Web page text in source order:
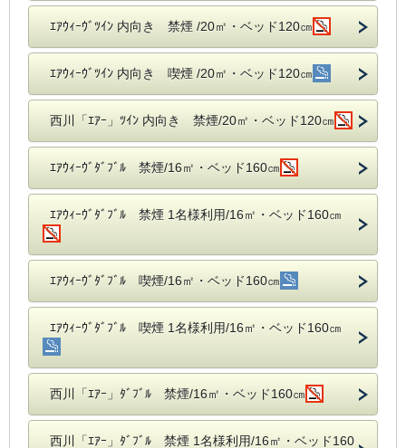
ｴｱｳｨｰｳﾞﾂｲﾝ 内向き 禁煙 /20㎡・ベッド120㎝
ｴｱｳｨｰｳﾞﾂｲﾝ 内向き 喫煙 /20㎡・ベッド120㎝
西川「ｴｱｰ」ﾂｲﾝ 内向き 禁煙/20㎡・ベッド120㎝
ｴｱｳｨｰｳﾞﾀﾞﾌﾞﾙ 禁煙/16㎡・ベッド160㎝
ｴｱｳｨｰｳﾞﾀﾞﾌﾞﾙ 禁煙 1名様利用/16㎡・ベッド160㎝
ｴｱｳｨｰｳﾞﾀﾞﾌﾞﾙ 喫煙/16㎡・ベッド160㎝
ｴｱｳｨｰｳﾞﾀﾞﾌﾞﾙ 喫煙 1名様利用/16㎡・ベッド160㎝
西川「ｴｱｰ」ﾀﾞﾌﾞﾙ 禁煙/16㎡・ベッド160㎝
西川「ｴｱｰ」ﾀﾞﾌﾞﾙ 禁煙 1名様利用/16㎡・ベッド160